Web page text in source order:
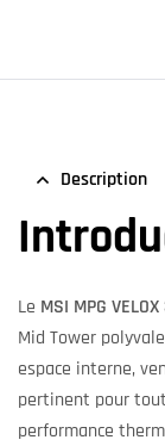
Description
Le MSI MPG
Mid Tower
espace interne,
pertinent pour
performance